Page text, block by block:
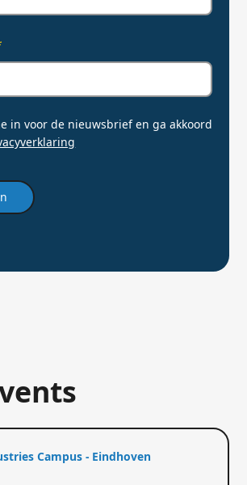
in voor de nieuwsbrief en ga akkoord
Campus - Eindhoven